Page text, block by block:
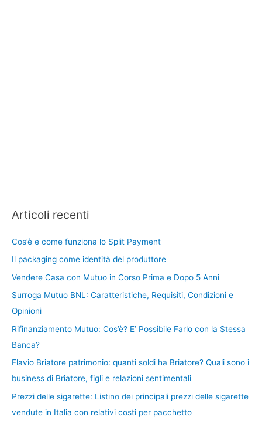
Articoli recenti
Cos’è e come funziona lo Split Payment
Il packaging come identità del produttore
Vendere Casa con Mutuo in Corso Prima e Dopo 5 Anni
Surroga Mutuo BNL: Caratteristiche, Requisiti, Condizioni e
Opinioni
Rifinanziamento Mutuo: Cos’è? E’ Possibile Farlo con la Stessa
Banca?
Flavio Briatore patrimonio: quanti soldi ha Briatore? Quali sono i
business di Briatore, figli e relazioni sentimentali
Prezzi delle sigarette: Listino dei principali prezzi delle sigarette
vendute in Italia con relativi costi per pacchetto